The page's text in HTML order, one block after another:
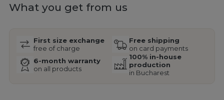
What you get from us
First size exchange
free of charge
Free shipping
on card payments
6-month warranty
on all products
100% in-house
production
in Bucharest